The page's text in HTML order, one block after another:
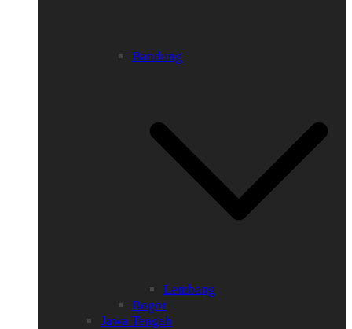
Bandung
Lembang
Bogor
Jawa Tengah